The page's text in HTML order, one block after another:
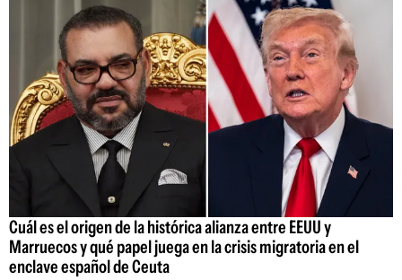
Cuál es el origen de la histórica alianza entre EEUU y
Marruecos y qué papel juega en la crisis migratoria en el
enclave español de Ceuta